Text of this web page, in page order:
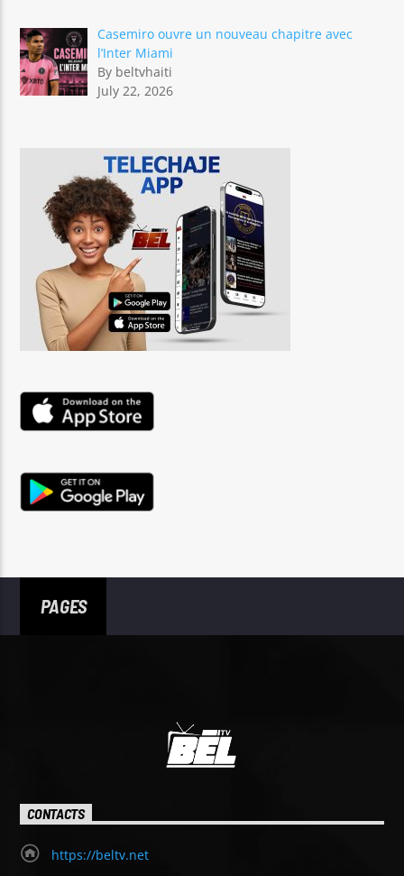
Casemiro ouvre un nouveau chapitre avec
l’Inter Miami
By beltvhaiti
July 22, 2026
PAGES
CONTACTS
https://beltv.net